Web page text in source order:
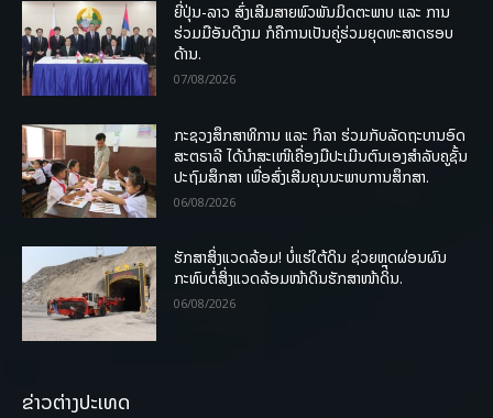
ຍີ່ປຸ່ນ-ລາວ ສົ່ງເສີມສາຍພົວພັນມິດຕະພາບ ແລະ ການ
ຮ່ວມມືອັນດີງາມ ກໍຄືການເປັນຄູ່ຮ່ວມຍຸດທະສາດຮອບ
ດ້ານ.
07/08/2026
ກະຊວງສຶກສາທິການ ແລະ ກິລາ ຮ່ວມກັບລັດຖະບານອົດ
ສະຕຣາລີ ໄດ້ນຳສະເໜີເຄື່ອງມືປະເມີນຕົນເອງສຳລັບຄູຊັ້ນ
ປະຖົມສຶກສາ ເພື່ອສົ່ງເສີມຄຸນນະພາບການສຶກສາ.
06/08/2026
ຮັກສາສິ່ງແວດລ້ອມ! ບໍ່ແຮ່ໃຕ້ດິນ ຊ່ວຍຫຼຸດຜ່ອນຜົນ
ກະທົບຕໍ່ສິ່ງແວດລ້ອມໜ້າດິນຮັກສາໜ້າດິນ.
06/08/2026
ຂ່າວຕ່າງປະເທດ